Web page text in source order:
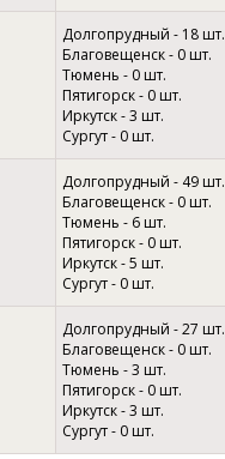
Долгопрудный - 18 шт.
Благовещенск - 0 шт.
Тюмень - 0 шт.
Пятигорск - 0 шт.
Иркутск - 3 шт.
Сургут - 0 шт.
Долгопрудный - 49 шт.
Благовещенск - 0 шт.
Тюмень - 6 шт.
Пятигорск - 0 шт.
Иркутск - 5 шт.
Сургут - 0 шт.
Долгопрудный - 27 шт.
Благовещенск - 0 шт.
Тюмень - 3 шт.
Пятигорск - 0 шт.
Иркутск - 3 шт.
Сургут - 0 шт.